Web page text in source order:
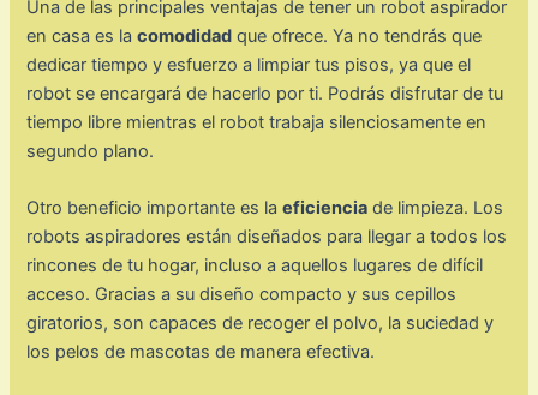
Una de las principales ventajas de tener un robot aspirador
en casa es lacomodidad que ofrece. Ya no tendrás que
dedicar tiempo y esfuerzo a limpiar tus pisos, ya que el
robot se encargará de hacerlo por ti. Podrás disfrutar de tu
tiempo libre mientras el robot trabaja silenciosamente en
segundo plano.
Otro beneficio importante es laeficiencia de limpieza. Los
robots aspiradores están diseñados para llegar a todos los
rincones de tu hogar, incluso a aquellos lugares de difícil
acceso. Gracias a su diseño compacto y sus cepillos
giratorios, son capaces de recoger el polvo, la suciedad y
los pelos de mascotas de manera efectiva.